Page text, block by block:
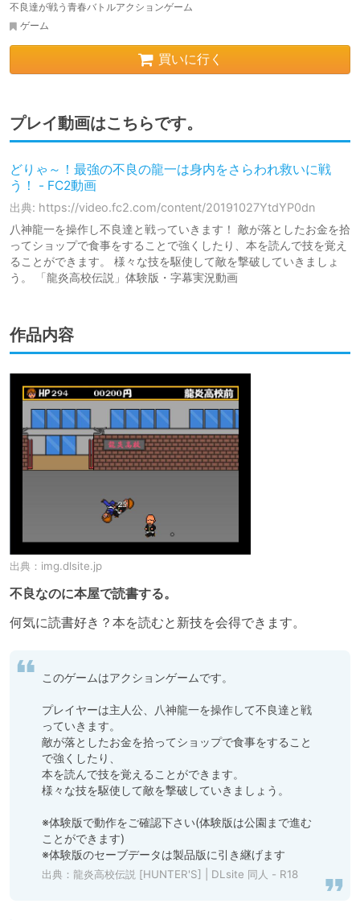
不良達が戦う青春バトルアクションゲーム
ゲーム
買いに行く
プレイ動画はこちらです。
どりゃ～！最強の不良の龍一は身内をさらわれ救いに戦
う！ - FC2動画
出典: https://video.fc2.com/content/20191027YtdYP0dn
八神龍一を操作し不良達と戦っていきます！ 敵が落としたお金を拾
ってショップで食事をすることで強くしたり、本を読んで技を覚え
ることができます。 様々な技を駆使して敵を撃破していきましょ
う。 「龍炎高校伝説」体験版・字幕実況動画
作品内容
出典： img.dlsite.jp
不良なのに本屋で読書する。
何気に読書好き？本を読むと新技を会得できます。
このゲームはアクションゲームです。
プレイヤーは主人公、八神龍一を操作して不良達と戦
っていきます。
敵が落としたお金を拾ってショップで食事をすること
で強くしたり、
本を読んで技を覚えることができます。
様々な技を駆使して敵を撃破していきましょう。
※体験版で動作をご確認下さい(体験版は公園まで進む
ことができます)
※体験版のセーブデータは製品版に引き継げます
出典： 龍炎高校伝説 [HUNTER'S] | DLsite 同人 - R18